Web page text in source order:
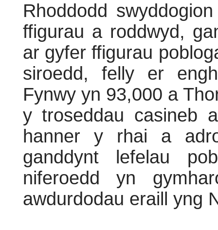
Rhoddodd
ffigurau a roddwyd,
ar gyfer ffigurau
siroedd, felly er
Fynwy yn 93,000 a
y troseddau casineb
hanner y rhai a
ganddynt lefelau
niferoedd yn
awdurdodau eraill yng